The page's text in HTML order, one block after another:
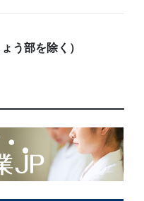
う部を除く）